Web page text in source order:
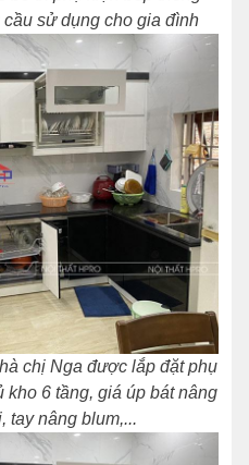
sử dụng cho gia đình
chị Nga được lắp đặt phụ
6 tầng, giá úp bát nâng
tay nâng blum,...